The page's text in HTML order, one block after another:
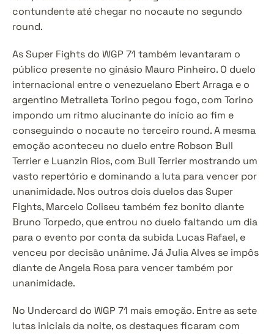
contundente até chegar no nocaute no segundo
round.
As Super Fights do WGP 71 também levantaram o
público presente no ginásio Mauro Pinheiro. O duelo
internacional entre o venezuelano Ebert Arraga e o
argentino Metralleta Torino pegou fogo, com Torino
impondo um ritmo alucinante do início ao fim e
conseguindo o nocaute no terceiro round. A mesma
emoção aconteceu no duelo entre Robson Bull
Terrier e Luanzin Rios, com Bull Terrier mostrando um
vasto repertório e dominando a luta para vencer por
unanimidade. Nos outros dois duelos das Super
Fights, Marcelo Coliseu também fez bonito diante
Bruno Torpedo, que entrou no duelo faltando um dia
para o evento por conta da subida Lucas Rafael, e
venceu por decisão unânime. Já Julia Alves se impôs
diante de Angela Rosa para vencer também por
unanimidade.
No Undercard do WGP 71 mais emoção. Entre as sete
lutas iniciais da noite, os destaques ficaram com